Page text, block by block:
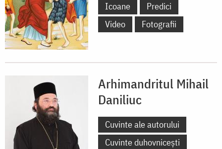
Icoane
Predici
Video
Fotografii
Arhimandritul Mihail
Daniliuc
Cuvinte ale autorului
Cuvinte duhovnicești